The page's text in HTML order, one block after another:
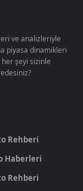
ve analizleriyle
piyasa dinamikleri
şeyi sizinle
Rehberi
Haberleri
Rehberi